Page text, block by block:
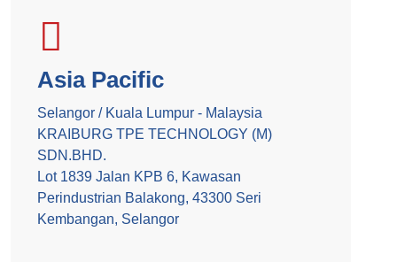
Asia Pacific
Selangor / Kuala Lumpur - Malaysia
KRAIBURG TPE TECHNOLOGY (M)
SDN.BHD.
Lot 1839 Jalan KPB 6, Kawasan
Perindustrian Balakong, 43300 Seri
Kembangan, Selangor